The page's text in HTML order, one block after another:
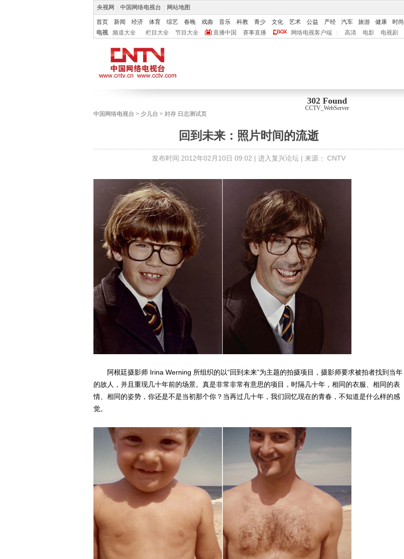
央视网 中国网络电视台 网站地图
首页 新闻 经济 体育 综艺 春晚 戏曲 音乐 科教 青少 文化 艺术 公益 产经 汽车 旅游 健康 时尚
电视
频道大全 栏目大全 节目大全 直播中国 赛事直播 网络电视客户端 高清 电影 电视剧
302 Found
CCTV_WebServer
中国网络电视台 > 少儿台 > 封存 日志测试页
回到未来：照片时间的流逝
发布时间:2012年02月10日 09:02 | 进入复兴论坛| 来源： CNTV
阿根廷摄影师 Irina Werning 所组织的以“回到未来”为主题的拍摄项目，摄影师要求被拍者找到当年
的故人，并且重现几十年前的场景。真是非常非常有意思的项目，时隔几十年，相同的衣服、相同的表
情、相同的姿势，你还是不是当初那个你？当再过几十年，我们回忆现在的青春，不知道是什么样的感
觉。